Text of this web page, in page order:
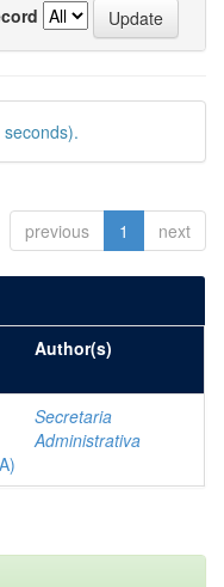
previous 1 next
Author(s)
Secretaria
Administrativa